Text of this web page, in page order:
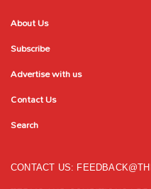
About Us
Subscribe
Advertise with us
Contact Us
Search
CONTACT US: